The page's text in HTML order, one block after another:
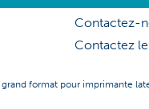
Contactez-
Contactez le
grand format pour imprimante